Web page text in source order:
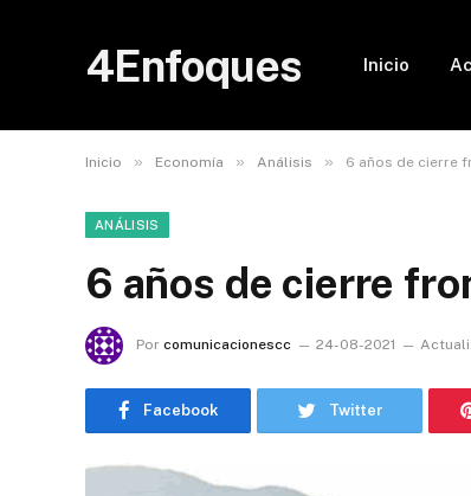
4Enfoques Inicio
Inicio » Economía » Análisis » 6 años de cierre
ANÁLISIS
6 años de cierre
Por comunicacionescc 24-08-2021
Facebook Twitter